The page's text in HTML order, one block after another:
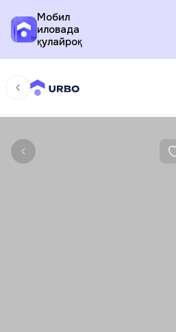
Мобил
иловада
қулайроқ